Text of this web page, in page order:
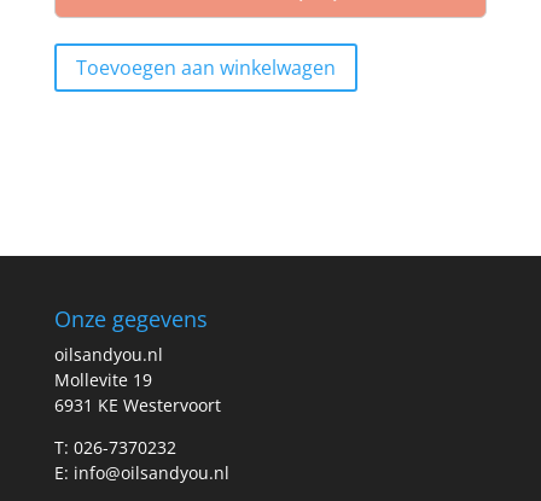
Toevoegen aan winkelwagen
Onze gegevens
oilsandyou.nl
Mollevite 19
6931 KE Westervoort
T: 026-7370232
E: info@oilsandyou.nl